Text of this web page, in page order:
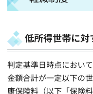
低所得世帯に対
判定基準日時点におい
金額合計が一定以下の
康保険料（以下「保険